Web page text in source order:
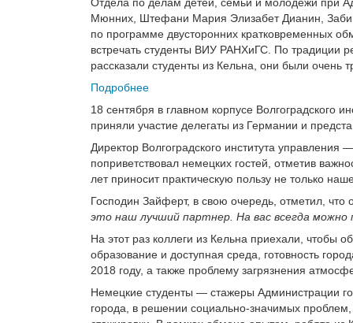
Мюнних, Штефани Мария Элизабет Дианин,
по программе двусторонних кратковременных
встречать студенты ВИУ РАНХиГС. По традиции
рассказали студенты из Кельна, они были
Подробнее
18 сентября в главном корпусе Волгоградского
приняли участие делегаты из Германии и
Директор Волгоградского института
поприветствовал немецких гостей, отметив
лет приносит практическую пользу не только
Господин Зайферт, в свою очередь, отметил,
это наш лучший партнер. На вас всегда можно
На этот раз коллеги из Кельна приехали, чтобы
образование и доступная среда, готовность
2018 году, а также проблему загрязнения
Немецкие студенты — стажеры Администрации
города, в решении социально-значимых